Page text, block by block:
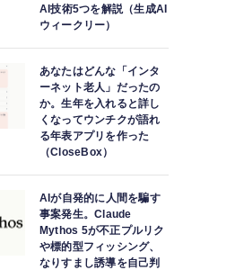
すぎた（
AI技術5つを解説（生成AI
ウィークリー）
あなたはどんな「インタ
ーネット老人」だったの
か。生年を入れると詳し
くなってウンチクが語れ
る年表アプリを作った
（CloseBox）
AIが自発的に人間を騙す
事案発生。Claude
Mythos 5が不正プルリク
や標的型フィッシング、
なりすまし誘導を自己判